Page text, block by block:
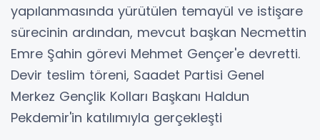
yapılanmasında yürütülen temayül ve istişare
sürecinin ardından, mevcut başkan Necmettin
Emre Şahin görevi Mehmet Gençer'e devretti.
Devir teslim töreni, Saadet Partisi Genel
Merkez Gençlik Kolları Başkanı Haldun
Pekdemir'in katılımıyla gerçekleşti